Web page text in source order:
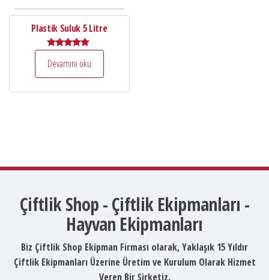
Plastik Suluk 5 Litre
5.00
oy aldı
Devamını oku
Çiftlik Shop - Çiftlik Ekipmanları -
Hayvan Ekipmanları
Biz Çiftlik Shop Ekipman Firması olarak, Yaklaşık 15 Yıldır
Çiftlik Ekipmanları Üzerine Üretim ve Kurulum Olarak Hizmet
Veren Bir Şirketiz.